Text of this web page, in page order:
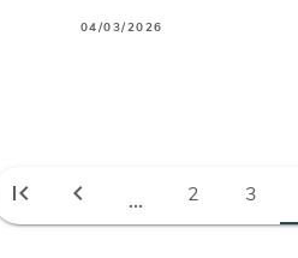
04/03/2026
first_page chevron_left ... 2 3